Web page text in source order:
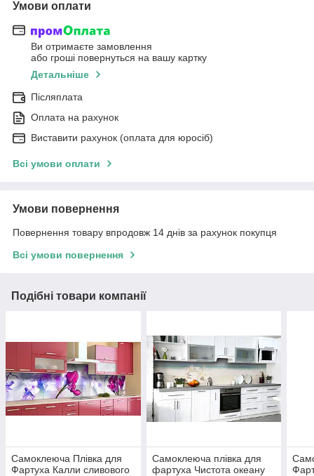
Умови оплати
Ви отримаєте замовлення
або гроші повернуться на вашу картку
Детальніше
Післяплата
Оплата на рахунок
Виставити рахунок (оплата для юросіб)
Всі умови оплати
Умови повернення
Повернення товару впродовж 14 днів за рахунок покупця
Всі умови повернення
Подібні товари компанії
Самоклеюча Плівка для
Фартуха Калли сливового
Самоклеюча плівка для
фартуха Чистота океану